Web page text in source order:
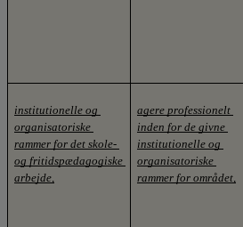
institutionelle og
organisatoriske
rammer for det skole-
og fritidspædagogiske
arbejde,
agere professionelt
inden for de givne
institutionelle og
organisatoriske
rammer for området,